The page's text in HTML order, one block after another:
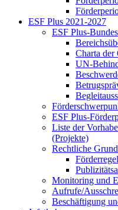
ESF Plus 2021-2027
ESF Plus-
Char­ta der
UN-
ESF Plus-
Lis­te der
(Pro­jek­te)
Recht­li­che
Mo­ni­to­ring und
Auf­ru­fe/
Be­schäf­ti­gung